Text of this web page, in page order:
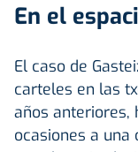
En el
El caso de
carteles en las
años anteriores,
ocasiones a una